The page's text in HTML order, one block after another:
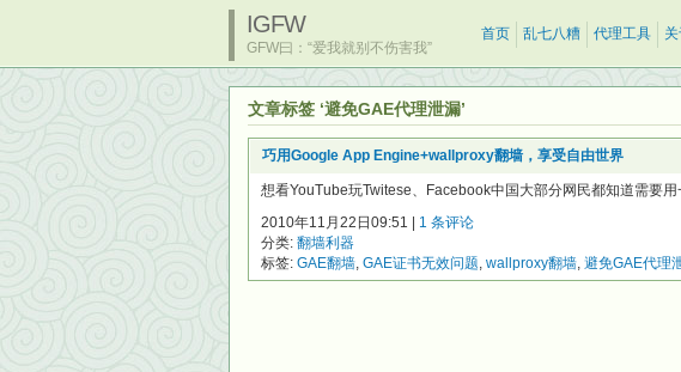
IGFW
GFW曰：“爱我就别不伤害我”
首页 乱七八糟 代理工具
文章标签 ‘避免GAE代理泄漏’
巧用Google App Engine+wallproxy翻墙，享受自由世界
想看YouTube玩Twitese、Facebook中国大部分网民都知道需要
2010年11月22日09:51 | 1 条评论
分类: 翻墙利器
标签: GAE翻墙, GAE证书无效问题, wallproxy翻墙, 避免GAE代理